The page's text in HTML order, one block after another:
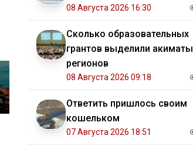
08 Августа 2026 16:30
Сколько образовательных
грантов выделили акиматы
регионов
08 Августа 2026 09:18
Ответить пришлось своим
кошельком
07 Августа 2026 18:51